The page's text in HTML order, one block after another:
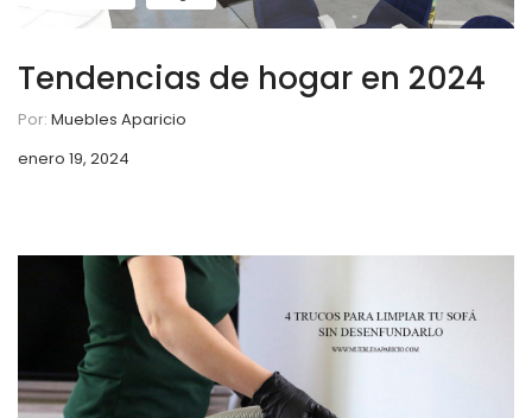
Tendencias de hogar en 2024
Por: Muebles Aparicio
enero 19, 2024